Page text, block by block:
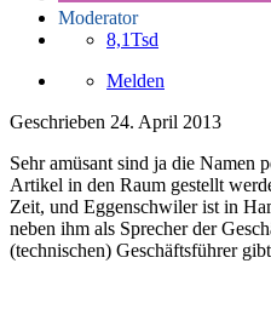
Moderator
8,1Tsd
Melden
Geschrieben 24. April 2013
Sehr amüsant sind ja die Namen
Artikel in den Raum gestellt
Zeit, und Eggenschwiler ist in
neben ihm als Sprecher der
(technischen) Geschäftsführer